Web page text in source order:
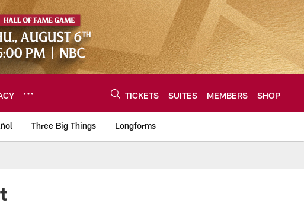
TICKETS SUITES MEMBERS SHOP
Three Big Things Longforms
of the latest